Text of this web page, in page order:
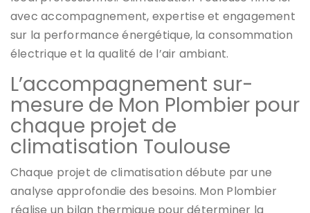
avec accompagnement, expertise et engagement
sur la performance énergétique, la consommation
électrique et la qualité de l’air ambiant.
L’accompagnement sur-
mesure de Mon Plombier pour
chaque projet de
climatisation Toulouse
Chaque projet de climatisation débute par une
analyse approfondie des besoins. Mon Plombier